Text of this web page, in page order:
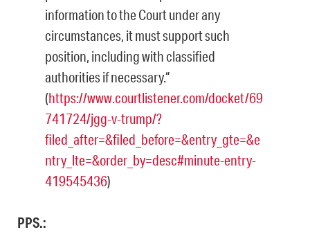
information to the Court under any
circumstances, it must support such
position, including with classified
authorities if necessary.“
(https://www.courtlistener.com/docket/69
741724/jgg-v-trump/?
filed_after=&filed_before=&entry_gte=&e
ntry_lte=&order_by=desc#minute-entry-
419545436)
PPS.: